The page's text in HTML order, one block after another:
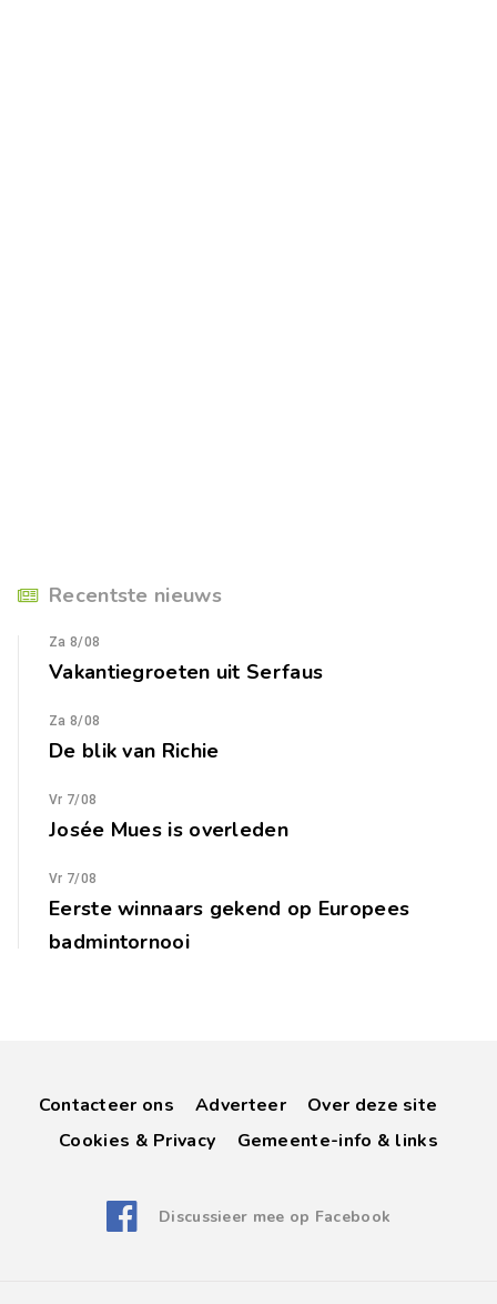
Recentste nieuws
Za 8/08
Vakantiegroeten uit Serfaus
Za 8/08
De blik van Richie
Vr 7/08
Josée Mues is overleden
Vr 7/08
Eerste winnaars gekend op Europees
badmintornooi
Contacteer ons Adverteer
Over deze site
Cookies & Privacy
Gemeente-info & links
Discussieer mee op Facebook